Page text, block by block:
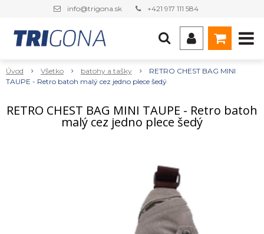
info@trigona.sk +421 917 111 584
Úvod Všetko batohy a tašky
RETRO CHEST BAG MINI
TAUPE - Retro batoh malý cez jedno plece šedý
RETRO CHEST BAG MINI TAUPE - Retro batoh
malý cez jedno plece šedý